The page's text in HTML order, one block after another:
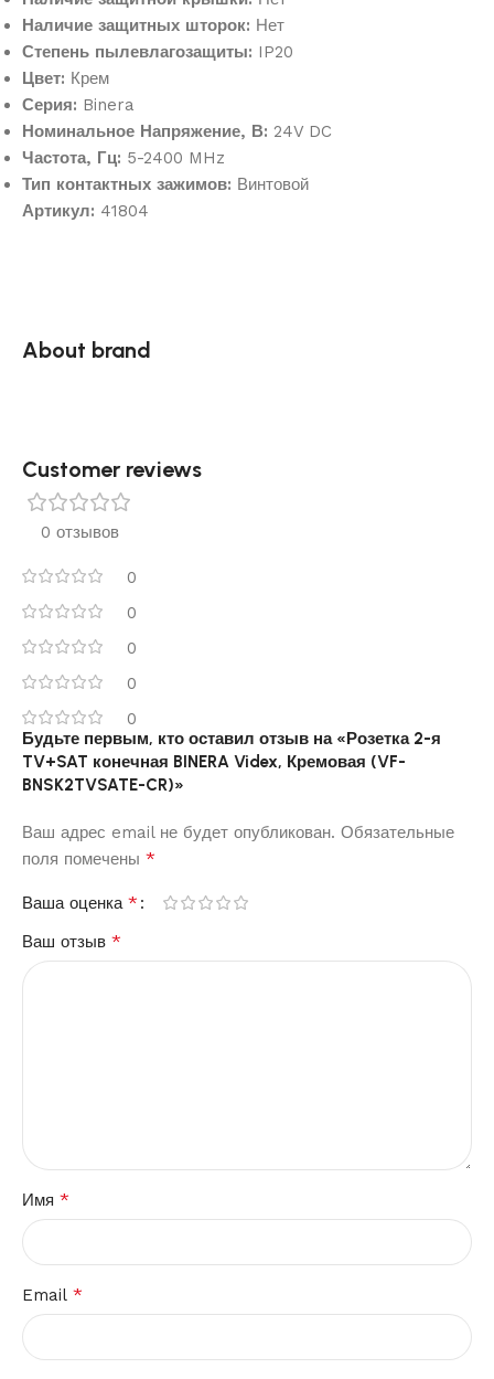
Наличие защитных шторок: Нет
Степень пылевлагозащиты: IP20
Цвет: Крем
Серия: Binera
Номинальное Напряжение, В: 24V DC
Частота, Гц: 5-2400 MHz
Тип контактных зажимов: Винтовой
Артикул: 41804
About brand
Customer reviews​
0 отзывов
0
0
0
0
0
Будьте первым, кто оставил отзыв на «Розетка 2-я
TV+SAT конечная BINERA Videx, Кремовая (VF-
BNSK2TVSATE-CR)»
Ваш адрес email не будет опубликован. Обязательные
поля помечены *
Ваша оценка *
Ваш отзыв *
Имя *
Email *